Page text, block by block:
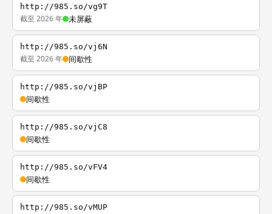
http://985.so/vg9T
截至 2026 年 未屏蔽
http://985.so/vj6N
截至 2026 年 间歇性
http://985.so/vjBP
间歇性
http://985.so/vjC8
间歇性
http://985.so/vFV4
间歇性
http://985.so/vMUP